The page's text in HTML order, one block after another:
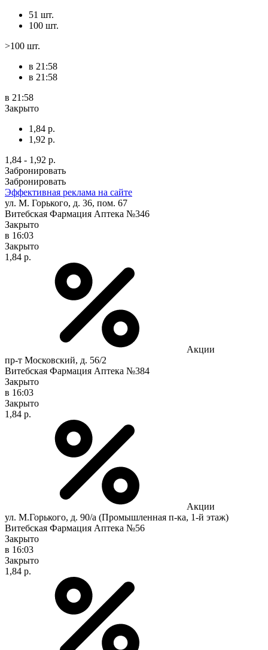
51 шт.
100 шт.
>100 шт.
в 21:58
в 21:58
в 21:58
Закрыто
1,84 р.
1,92 р.
1,84 - 1,92 р.
Забронировать
Забронировать
Эффективная реклама на сайте
ул. М. Горького, д. 36, пом. 67
Витебская Фармация Аптека №346
Закрыто
в 16:03
Закрыто
1,84 р.
Акции
пр-т Московский, д. 56/2
Витебская Фармация Аптека №384
Закрыто
в 16:03
Закрыто
1,84 р.
Акции
ул. М.Горького, д. 90/а (Промышленная п-ка, 1-й этаж)
Витебская Фармация Аптека №56
Закрыто
в 16:03
Закрыто
1,84 р.